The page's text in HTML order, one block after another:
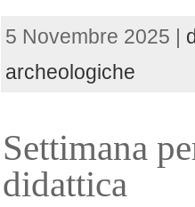
5 Novembre 2025 |
archeologiche
Settimana
didattica